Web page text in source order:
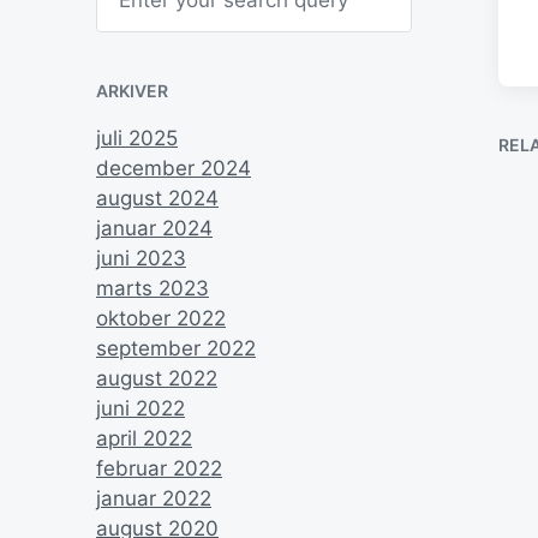
ARKIVER
juli 2025
december 2024
august 2024
januar 2024
juni 2023
marts 2023
oktober 2022
september 2022
august 2022
juni 2022
april 2022
februar 2022
januar 2022
august 2020